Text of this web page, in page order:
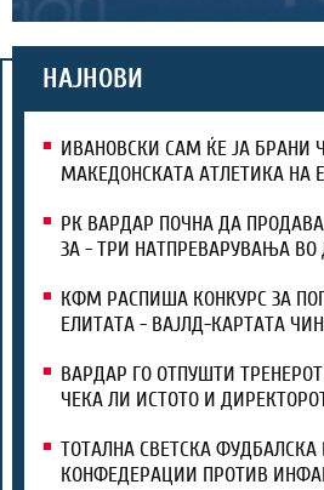
НАЈНОВИ
ИВАНОВСКИ САМ ЌЕ ЈА БРАНИ
МАКЕДОНСКАТА АТЛЕТИКА НА
РК ВАРДАР ПОЧНА ДА
ЗА - ТРИ НАТПРЕВАРУВАЊА ВО
КФМ РАСПИША КОНКУРС ЗА
ЕЛИТАТА - ВАЈЛД-КАРТАТА
ВАРДАР ГО ОТПУШТИ
ЧЕКА ЛИ ИСТОТО И
ТОТАЛНА СВЕТСКА ФУДБАЛСКА
КОНФЕДЕРАЦИИ ПРОТИВ